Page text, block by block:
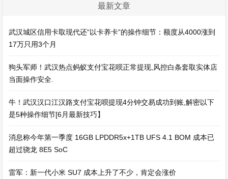
最新文章
武汉城区信用卡取现代还“以卡养卡”的操作细节：额度从4000涨到
17万只用3个月
狗头军师！武汉热点蚂蚁支付宝花呗正常提现,风控白条套取实体店
当面操作安全.
牛！武汉汉口江汉路支付宝花呗提现4分钟交易成功到账,解密以下
是5种操作细节[6月最新技巧】
消息称今年第一季度 16GB LPDDR5x+1TB UFS 4.1 BOM 成本已
超过骁龙 8E5 SoC
雷军：新一代小米 SU7 成本上升了不少，肯定会涨价